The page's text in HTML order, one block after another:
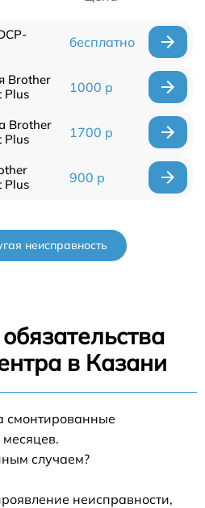
бесплатно
Brother
Plus
1000 р
Brother
Plus
1700 р
Plus
900 р
неисправность
в Казани
смонтированные
случаем?
неисправности,